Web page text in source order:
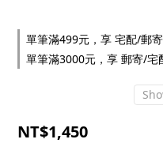
單筆滿499元，享 宅配/郵
單筆滿3000元，享 郵寄/
NT$1,450